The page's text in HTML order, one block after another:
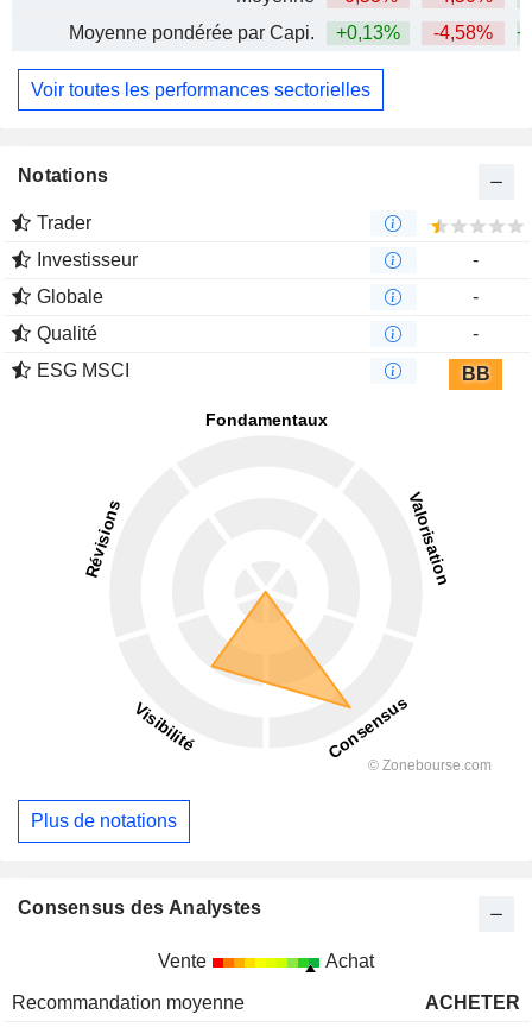
Moyenne pondérée par Capi.
+0,13% -4,58%
Voir toutes les performances sectorielles
Notations
Trader
Investisseur
-
Globale
-
Qualité
-
ESG MSCI
BB
Plus de notations
Consensus des Analystes
Vente Achat
Recommandation moyenne
ACHETER